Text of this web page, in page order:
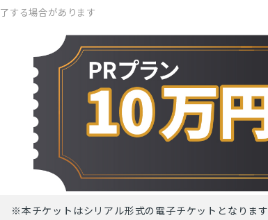
了する場合があります
※本チケットはシリアル形式の電子チケットとなります